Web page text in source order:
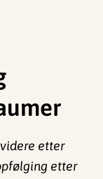
etter
etter